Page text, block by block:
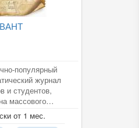
популярный
журнал
и студентов,
массового
от 1 мес.